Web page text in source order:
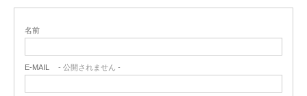
名前
E-MAIL - 公開されません -